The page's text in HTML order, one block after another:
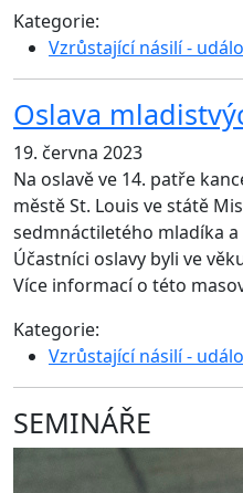
Kategorie:
Vzrůstající násilí -
Oslava
19. června 2023
Na oslavě ve 14. patře
městě St. Louis ve státě
sedmnáctiletého mladíka
Účastníci oslavy byli ve
Více informací o této
Kategorie:
Vzrůstající násilí -
SEMINÁŘE